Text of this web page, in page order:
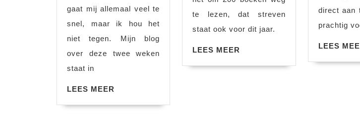
gaat mij allemaal veel te
snel, maar ik hou het
niet tegen. Mijn blog
over deze twee weken
staat in
LEES MEER
te lezen, dat streven
staat ook voor dit jaar.
LEES MEER
direct aan
prachtig
LEES